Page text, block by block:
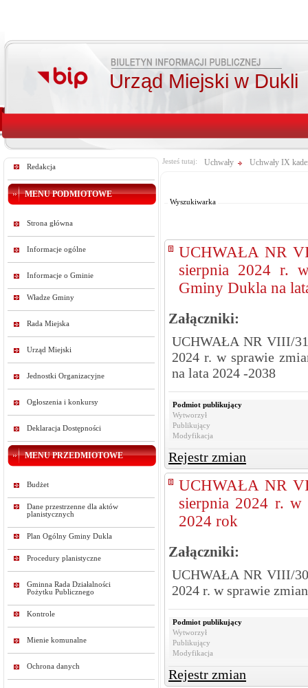
Urząd Miejski w Dukli
Redakcja
MENU PODMIOTOWE
Strona główna
Informacje ogólne
Informacje o Gminie
Władze Gminy
Rada Miejska
Urząd Miejski
Jednostki Organizacyjne
Ogłoszenia i konkursy
Deklaracja Dostępności
MENU PRZEDMIOTOWE
Budżet
Dane przestrzenne dla aktów
planistycznych
Plan Ogólny Gminy Dukla
Procedury planistyczne
Gminna Rada Działalności
Pożytku Publicznego
Kontrole
Mienie komunalne
Ochrona danych
Jesteś tutaj: Uchwały Uchwały IX
Wyszukiwarka
UCHWAŁA NR
sierpnia 2024 r.
Gminy Dukla na
Załączniki:
UCHWAŁA NR VIII/
2024 r. w sprawie
na lata 2024 -2038
Podmiot publikujący
Wytworzył
Publikujący
Modyfikacja
Rejestr zmian
UCHWAŁA NR
sierpnia 2024 r. w
2024 rok
Załączniki:
UCHWAŁA NR VIII/
2024 r. w sprawie
Podmiot publikujący
Wytworzył
Publikujący
Modyfikacja
Rejestr zmian